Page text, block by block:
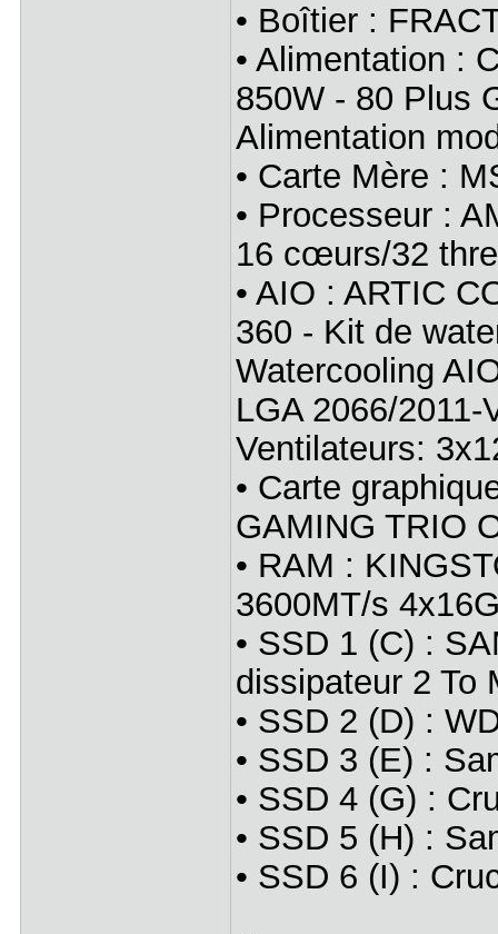
• Boîtier :
• Alimentation :
850W - 80 Plus
Alimentation
• Carte Mère :
• Processeur :
16 cœurs/32
• AIO : ARTIC
360 - Kit de
Watercooling
LGA 2066/
Ventilateurs:
• Carte
GAMING TRIO
• RAM :
3600MT/s
• SSD 1 (C) :
dissipateur 2 To
• SSD 2 (D) :
• SSD 3 (E) :
• SSD 4 (G) :
• SSD 5 (H) :
• SSD 6 (I) :